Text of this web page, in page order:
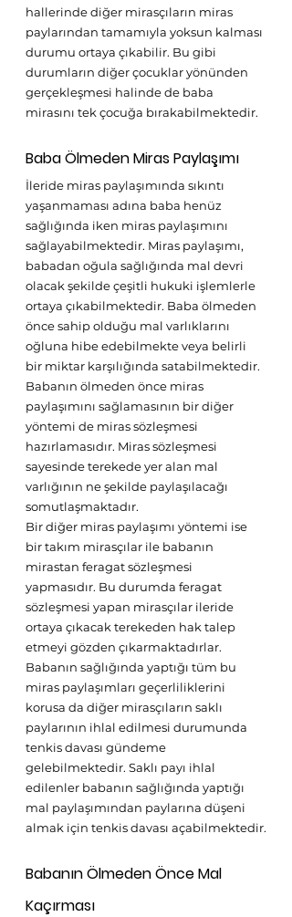
hallerinde diğer mirasçıların miras
paylarından tamamıyla yoksun kalması
durumu ortaya çıkabilir. Bu gibi
durumların diğer çocuklar yönünden
gerçekleşmesi halinde de baba
mirasını tek çocuğa bırakabilmektedir.
Baba Ölmeden Miras Paylaşımı
İleride miras paylaşımında sıkıntı
yaşanmaması adına baba henüz
sağlığında iken miras paylaşımını
sağlayabilmektedir. Miras paylaşımı,
babadan oğula sağlığında mal devri
olacak şekilde çeşitli hukuki işlemlerle
ortaya çıkabilmektedir. Baba ölmeden
önce sahip olduğu mal varlıklarını
oğluna hibe edebilmekte veya belirli
bir miktar karşılığında satabilmektedir.
Babanın ölmeden önce miras
paylaşımını sağlamasının bir diğer
yöntemi de miras sözleşmesi
hazırlamasıdır. Miras sözleşmesi
sayesinde terekede yer alan mal
varlığının ne şekilde paylaşılacağı
somutlaşmaktadır.
Bir diğer miras paylaşımı yöntemi ise
bir takım mirasçılar ile babanın
mirastan feragat sözleşmesi
yapmasıdır. Bu durumda feragat
sözleşmesi yapan mirasçılar ileride
ortaya çıkacak terekeden hak talep
etmeyi gözden çıkarmaktadırlar.
Babanın sağlığında yaptığı tüm bu
miras paylaşımları geçerliliklerini
korusa da diğer mirasçıların saklı
paylarının ihlal edilmesi durumunda
tenkis davası gündeme
gelebilmektedir. Saklı payı ihlal
edilenler babanın sağlığında yaptığı
mal paylaşımından paylarına düşeni
almak için tenkis davası açabilmektedir.
Babanın Ölmeden Önce Mal
Kaçırması